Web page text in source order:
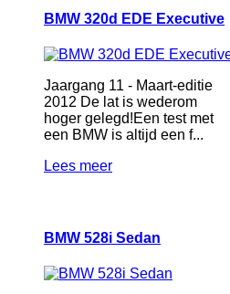
BMW 320d EDE Executive
Jaargang 11 - Maart-editie
2012 De lat is wederom
hoger gelegd!Een test met
een BMW is altijd een f...
Lees meer
BMW 528i Sedan